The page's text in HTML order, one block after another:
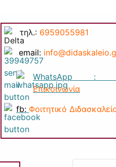
τηλ.: 6959055981
email: info@di
WhatsApp :
Επικοινωνία
fb: Φοιτητικό